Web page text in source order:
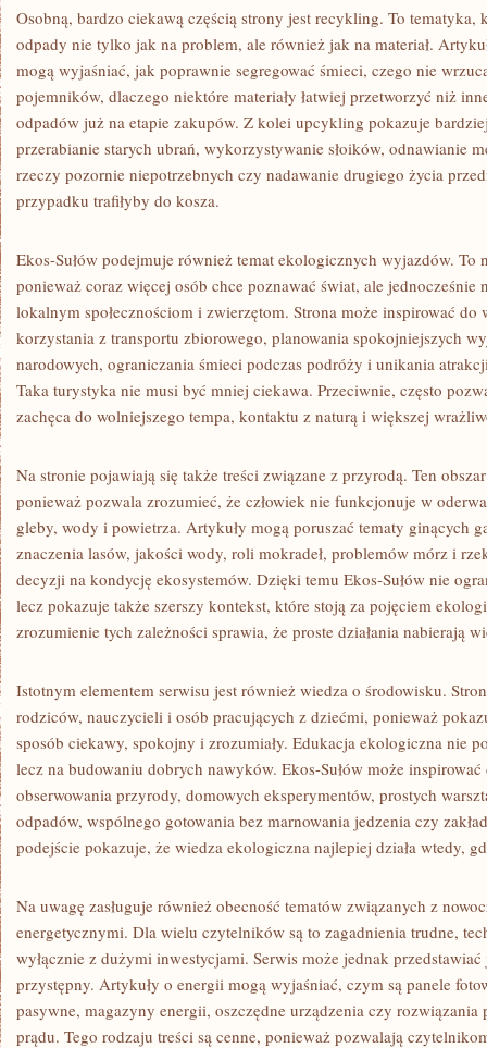
Osobną, bardzo ciekawą częścią strony jest recykling. To tematyka,
odpady nie tylko jak na problem, ale również jak na materiał.
mogą wyjaśniać, jak poprawnie segregować śmieci, czego nie
pojemników, dlaczego niektóre materiały łatwiej przetworzyć niż
odpadów już na etapie zakupów. Z kolei upcykling pokazuje
przerabianie starych ubrań, wykorzystywanie słoików, odnawianie
rzeczy pozornie niepotrzebnych czy nadawanie drugiego życia
przypadku trafiłyby do kosza.
Ekos-Sułów podejmuje również temat ekologicznych wyjazdów. To
ponieważ coraz więcej osób chce poznawać świat, ale
lokalnym społecznościom i zwierzętom. Strona może inspirować
korzystania z transportu zbiorowego, planowania spokojniejszych
narodowych, ograniczania śmieci podczas podróży i unikania
Taka turystyka nie musi być mniej ciekawa. Przeciwnie, często
zachęca do wolniejszego tempa, kontaktu z naturą i większej
Na stronie pojawiają się także treści związane z przyrodą. Ten
ponieważ pozwala zrozumieć, że człowiek nie funkcjonuje w
gleby, wody i powietrza. Artykuły mogą poruszać tematy ginących
znaczenia lasów, jakości wody, roli mokradeł, problemów mórz i
decyzji na kondycję ekosystemów. Dzięki temu Ekos-Sułów nie
lecz pokazuje także szerszy kontekst, które stoją za pojęciem
zrozumienie tych zależności sprawia, że proste działania nabierają
Istotnym elementem serwisu jest również wiedza o środowisku.
rodziców, nauczycieli i osób pracujących z dziećmi, ponieważ
sposób ciekawy, spokojny i zrozumiały. Edukacja ekologiczna nie
lecz na budowaniu dobrych nawyków. Ekos-Sułów może
obserwowania przyrody, domowych eksperymentów, prostych
odpadów, wspólnego gotowania bez marnowania jedzenia czy
podejście pokazuje, że wiedza ekologiczna najlepiej działa wtedy,
Na uwagę zasługuje również obecność tematów związanych z
energetycznymi. Dla wielu czytelników są to zagadnienia trudne,
wyłącznie z dużymi inwestycjami. Serwis może jednak
przystępny. Artykuły o energii mogą wyjaśniać, czym są panele
pasywne, magazyny energii, oszczędne urządzenia czy rozwiązania
prądu. Tego rodzaju treści są cenne, ponieważ pozwalają